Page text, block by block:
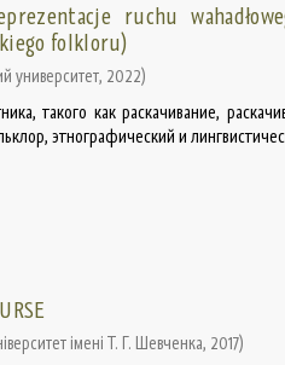
ruchu
folkloru)
университет, 2022)
такого как раскачивание,
этнографический и
імені Т. Г. Шевченка, 2017)